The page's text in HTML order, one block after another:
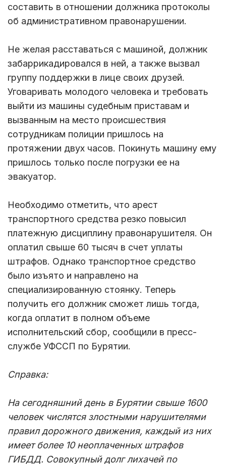
составить в отношении должника протоколы
об административном правонарушении.
Не желая расставаться с машиной, должник
забаррикадировался в ней, а также вызвал
группу поддержки в лице своих друзей.
Уговаривать молодого человека и требовать
выйти из машины судебным приставам и
вызванным на место происшествия
сотрудникам полиции пришлось на
протяжении двух часов. Покинуть машину ему
пришлось только после погрузки ее на
эвакуатор.
Необходимо отметить, что арест
транспортного средства резко повысил
платежную дисциплину правонарушителя. Он
оплатил свыше 60 тысяч в счет уплаты
штрафов. Однако транспортное средство
было изъято и направлено на
специализированную стоянку. Теперь
получить его должник сможет лишь тогда,
когда оплатит в полном объеме
исполнительский сбор, сообщили в пресс-
службе УФССП по Бурятии.
Справка:
На сегодняшний день в Бурятии свыше 1600
человек числятся злостными нарушителями
правил дорожного движения, каждый из них
имеет более 10 неоплаченных штрафов
ГИБДД. Совокупный долг лихачей по